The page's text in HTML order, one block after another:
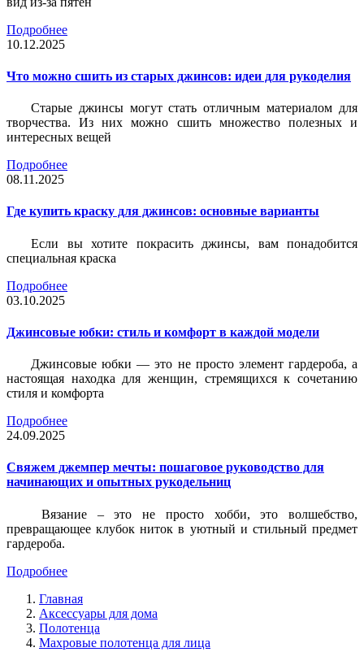
Подробнее
10.12.2025
Что можно сшить из старых джинсов: идеи для рукоделия
Старые джинсы могут стать отличным материалом для
творчества. Из них можно сшить множество полезных и
интересных вещей
Подробнее
08.11.2025
Где купить краску для джинсов: основные варианты
Если вы хотите покрасить джинсы, вам понадобится
специальная краска
Подробнее
03.10.2025
Джинсовые юбки: стиль и комфорт в каждой модели
Джинсовые юбки — это не просто элемент гардероба, а
настоящая находка для женщин, стремящихся к сочетанию
стиля и комфорта
Подробнее
24.09.2025
Свяжем джемпер мечты: пошаговое руководство для
начинающих и опытных рукодельниц
Вязание – это не просто хобби, это волшебство,
превращающее клубок ниток в уютный и стильный предмет
гардероба.
Подробнее
Главная
Аксессуары для дома
Полотенца
Махровые полотенца для лица